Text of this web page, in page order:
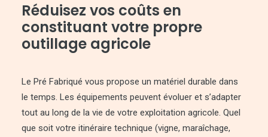
Réduisez vos coûts en
constituant votre propre
outillage agricole
Le Pré Fabriqué vous propose un matériel durable dans
le temps. Les équipements peuvent évoluer et s’adapter
tout au long de la vie de votre exploitation agricole. Quel
que soit votre itinéraire technique (vigne, maraîchage,